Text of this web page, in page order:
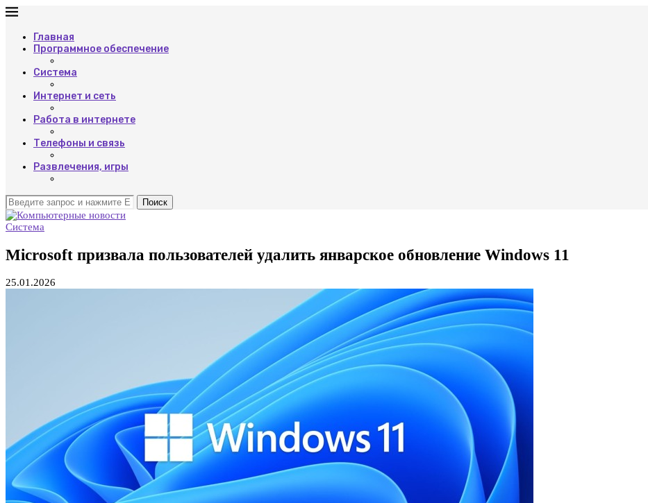
Главная
Программное обеспечение
Система
Интернет и сеть
Работа в интернете
Телефоны и связь
Развлечения, игры
Поиск
Система
Microsoft призвала пользователей удалить январское обновление Windows 11
25.01.2026